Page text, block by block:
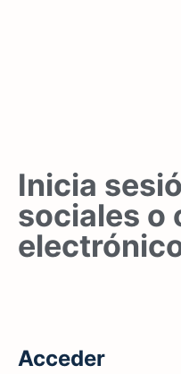
Inicia
sociales o
Acceder